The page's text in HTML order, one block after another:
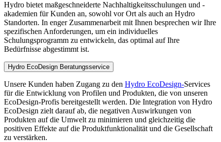
Hydro bietet maßgeschneiderte Nachhaltigkeitsschulungen und -
akademien für Kunden an, sowohl vor Ort als auch an Hydro
Standorten. In enger Zusammenarbeit mit Ihnen besprechen wir Ihre
spezifischen Anforderungen, um ein individuelles
Schulungsprogramm zu entwickeln, das optimal auf Ihre
Bedürfnisse abgestimmt ist.
Hydro EcoDesign Beratungsservice
Unsere Kunden haben Zugang zu den Hydro EcoDesign-Services
für die Entwicklung von Profilen und Produkten, die von unseren
EcoDesign-Profis bereitgestellt werden. Die Integration von Hydro
EcoDesign zielt darauf ab, die negativen Auswirkungen von
Produkten auf die Umwelt zu minimieren und gleichzeitig die
positiven Effekte auf die Produktfunktionalität und die Gesellschaft
zu verstärken.